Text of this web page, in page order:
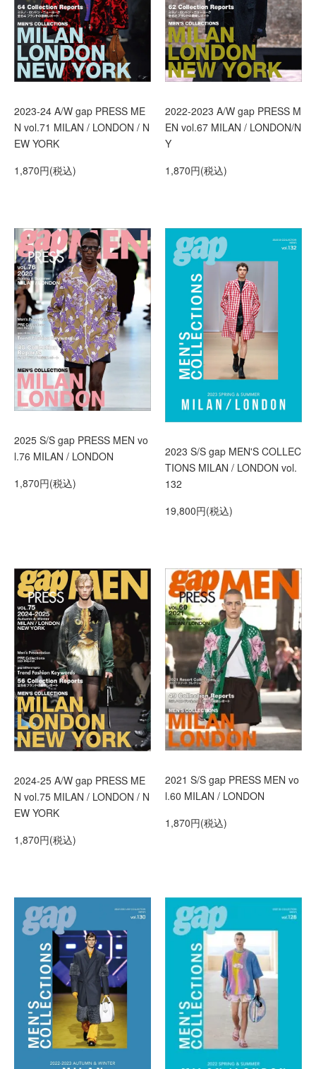
2023-24 A/W gap PRESS ME
N vol.71 MILAN / LONDON / N
EW YORK
1,870円(税込)
2022-2023 A/W gap PRESS M
EN vol.67 MILAN / LONDON/N
Y
1,870円(税込)
2025 S/S gap PRESS MEN vo
l.76 MILAN / LONDON
1,870円(税込)
2023 S/S gap MEN'S COLLEC
TIONS MILAN / LONDON vol.
132
19,800円(税込)
2024-25 A/W gap PRESS ME
N vol.75 MILAN / LONDON / N
EW YORK
1,870円(税込)
2021 S/S gap PRESS MEN vo
l.60 MILAN / LONDON
1,870円(税込)